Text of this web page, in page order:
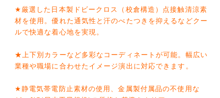
★厳選した日本製ドビークロス（校倉構造）点接触清涼素
材を使用。優れた通気性と汗のべたつきを抑えるなどクー
ルで快適な着心地を実現。
★上下別カラーなど多彩なコーディネートが可能。幅広い
業種や職場に合わせたイメージ演出に対応できます。
★静電気帯電防止素材の使用、金属製付属品の不使用な